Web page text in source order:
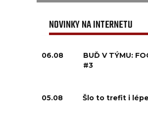
NOVINKY NA INTERNETU
06.08
BUĎ V TÝMU:
#3
05.08 Šlo to trefit i lépe